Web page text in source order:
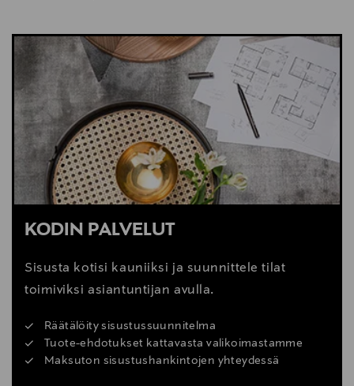
LUE VINKIT
KODIN PALVELUT
Sisusta kotisi kauniiksi ja suunnittele tilat
toimiviksi asiantuntijan avulla.
Räätälöity sisustussuunnitelma
Tuote-ehdotukset kattavasta valikoimastamme
Maksuton sisustushankintojen yhteydessä